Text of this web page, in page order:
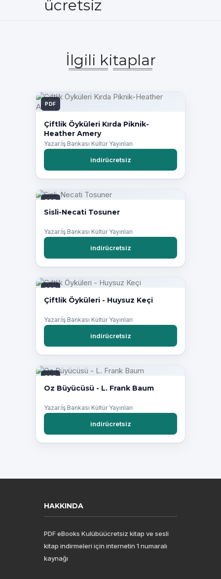
ücretsiz
İlgili kitaplar
PDF
Çiftlik Öyküleri Kırda Piknik-
Heather Amery
Yazar:İş Bankası Kültür Yayınları
indirücretsiz
PDF
Sisli-Necati Tosuner
Yazar:İş Bankası Kültür Yayınları
indirücretsiz
PDF
Çiftlik Öyküleri - Huysuz Keçi
Yazar:İş Bankası Kültür Yayınları
indirücretsiz
PDF
Oz Büyücüsü - L. Frank Baum
Yazar:İş Bankası Kültür Yayınları
indirücretsiz
HAKKINDA
PDF eBooks Kulübüücretsiz kitap ve sesli
kitap indirmeleri için internetin 1 numaralı
kaynağı